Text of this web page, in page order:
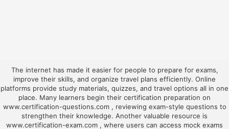
The internet has made it easier for people to prepare for exams,
improve their skills, and organize travel plans efficiently. Online
platforms provide study materials, quizzes, and travel options all in one
place. Many learners begin their certification preparation on
www.certification-questions.com , reviewing exam-style questions to
strengthen their knowledge. Another valuable resource is
www.certification-exam.com , where users can access mock exams